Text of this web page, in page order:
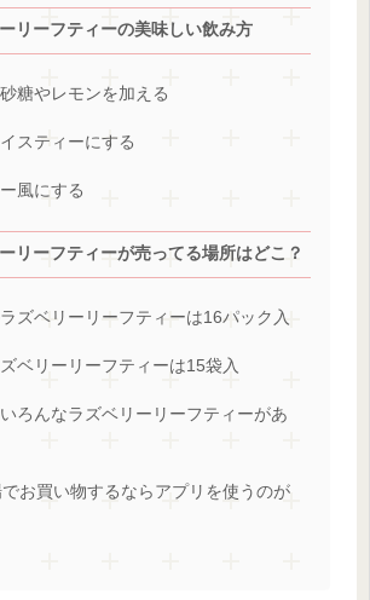
リーフティーの美味しい飲み方
糖やレモンを加える
スティーにする
風にする
リーフティーが売ってる場所はどこ？
ズベリーリーフティーは16パック入
ベリーリーフティーは15袋入
ろんなラズベリーリーフティーがあ
お買い物するならアプリを使うのが